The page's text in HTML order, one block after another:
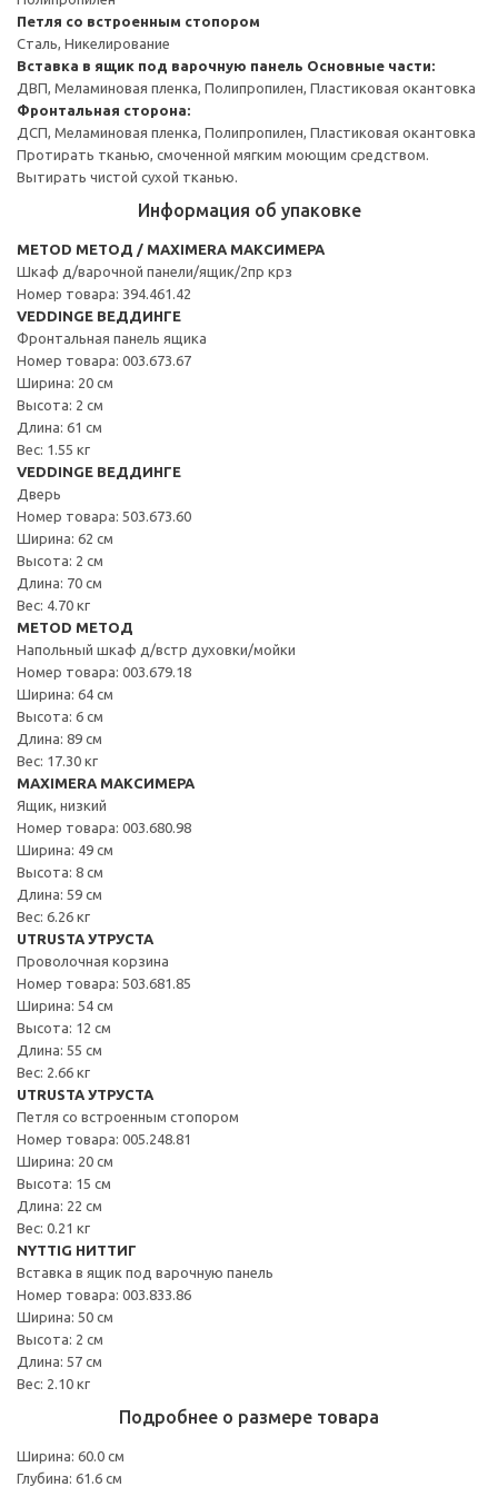
Петля со встроенным стопором
Сталь, Никелирование
Вставка в ящик под варочную панель Основные части:
ДВП, Меламиновая пленка, Полипропилен, Пластиковая окантовка
Фронтальная сторона:
ДСП, Меламиновая пленка, Полипропилен, Пластиковая окантовка
Протирать тканью, смоченной мягким моющим средством.
Вытирать чистой сухой тканью.
Информация об упаковке
METOD МЕТОД / MAXIMERA МАКСИМЕРА
Шкаф д/варочной панели/ящик/2пр крз
Номер товара: 394.461.42
VEDDINGE ВЕДДИНГЕ
Фронтальная панель ящика
Номер товара: 003.673.67
Ширина: 20 см
Высота: 2 см
Длина: 61 см
Вес: 1.55 кг
VEDDINGE ВЕДДИНГЕ
Дверь
Номер товара: 503.673.60
Ширина: 62 см
Высота: 2 см
Длина: 70 см
Вес: 4.70 кг
METOD МЕТОД
Напольный шкаф д/встр духовки/мойки
Номер товара: 003.679.18
Ширина: 64 см
Высота: 6 см
Длина: 89 см
Вес: 17.30 кг
MAXIMERA МАКСИМЕРА
Ящик, низкий
Номер товара: 003.680.98
Ширина: 49 см
Высота: 8 см
Длина: 59 см
Вес: 6.26 кг
UTRUSTA УТРУСТА
Проволочная корзина
Номер товара: 503.681.85
Ширина: 54 см
Высота: 12 см
Длина: 55 см
Вес: 2.66 кг
UTRUSTA УТРУСТА
Петля со встроенным стопором
Номер товара: 005.248.81
Ширина: 20 см
Высота: 15 см
Длина: 22 см
Вес: 0.21 кг
NYTTIG НИТТИГ
Вставка в ящик под варочную панель
Номер товара: 003.833.86
Ширина: 50 см
Высота: 2 см
Длина: 57 см
Вес: 2.10 кг
Подробнее о размере товара
Ширина: 60.0 см
Глубина: 61.6 см